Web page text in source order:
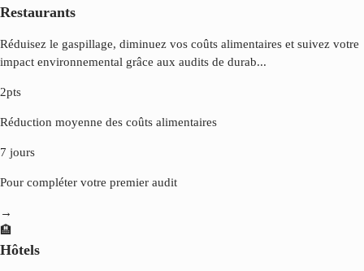
Restaurants
Réduisez le gaspillage, diminuez vos coûts alimentaires et suivez votre
impact environnemental grâce aux audits de durab...
2pts
Réduction moyenne des coûts alimentaires
7 jours
Pour compléter votre premier audit
→
🏨
Hôtels